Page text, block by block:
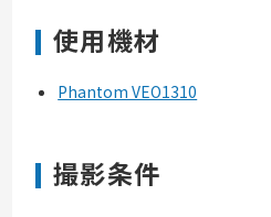
使用機材
Phantom VEO1310
撮影条件